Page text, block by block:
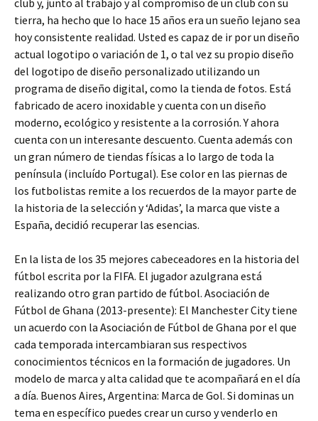
club y, junto al trabajo y al compromiso de un club con su
tierra, ha hecho que lo hace 15 años era un sueño lejano sea
hoy consistente realidad. Usted es capaz de ir por un diseño
actual logotipo o variación de 1, o tal vez su propio diseño
del logotipo de diseño personalizado utilizando un
programa de diseño digital, como la tienda de fotos. Está
fabricado de acero inoxidable y cuenta con un diseño
moderno, ecológico y resistente a la corrosión. Y ahora
cuenta con un interesante descuento. Cuenta además con
un gran número de tiendas físicas a lo largo de toda la
península (incluído Portugal). Ese color en las piernas de
los futbolistas remite a los recuerdos de la mayor parte de
la historia de la selección y ‘Adidas’, la marca que viste a
España, decidió recuperar las esencias.
En la lista de los 35 mejores cabeceadores en la historia del
fútbol escrita por la FIFA. El jugador azulgrana está
realizando otro gran partido de fútbol. Asociación de
Fútbol de Ghana (2013-presente): El Manchester City tiene
un acuerdo con la Asociación de Fútbol de Ghana por el que
cada temporada intercambiaran sus respectivos
conocimientos técnicos en la formación de jugadores. Un
modelo de marca y alta calidad que te acompañará en el día
a día. Buenos Aires, Argentina: Marca de Gol. Si dominas un
tema en específico puedes crear un curso y venderlo en